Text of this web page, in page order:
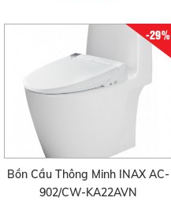
-29%
Bồn Cầu Thông Minh INAX AC-
902/CW-KA22AVN